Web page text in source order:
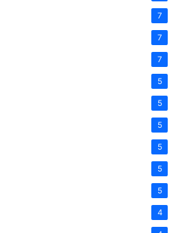
7
7
7
5
5
5
5
5
5
4